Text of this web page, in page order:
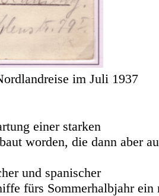
im Juli 1937
einer starken
worden, die dann aber
und spanischer
fürs Sommerhalbjahr ein